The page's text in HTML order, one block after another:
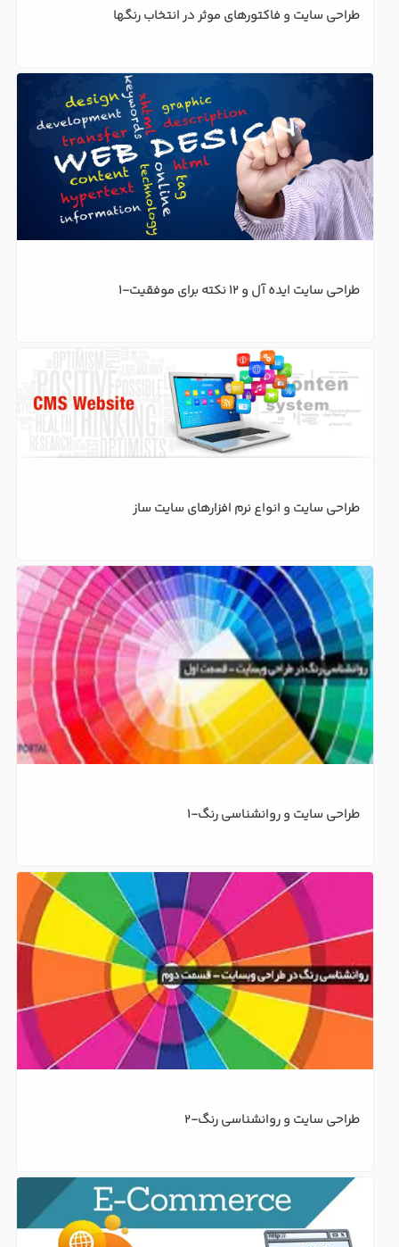
طراحی سایت و فاکتورهای موثر در انتخاب رنگها
طراحی سایت ایده آل و 12 نکته برای موفقیت-1
طراحی سایت و انواع نرم افزارهای سایت ساز
طراحی سایت و روانشناسی رنگ-1
طراحی سایت و روانشناسی رنگ-2